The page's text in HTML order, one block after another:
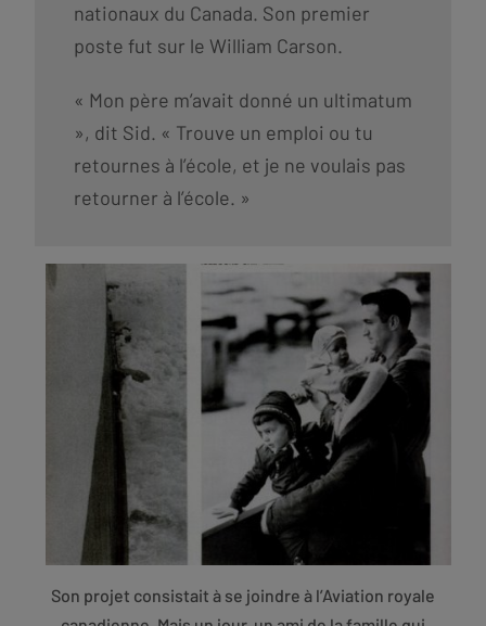
nationaux du Canada. Son premier
poste fut sur le William Carson.
« Mon père m’avait donné un ultimatum
», dit Sid. « Trouve un emploi ou tu
retournes à l’école, et je ne voulais pas
retourner à l’école. »
Son projet consistait à se joindre à l’Aviation royale